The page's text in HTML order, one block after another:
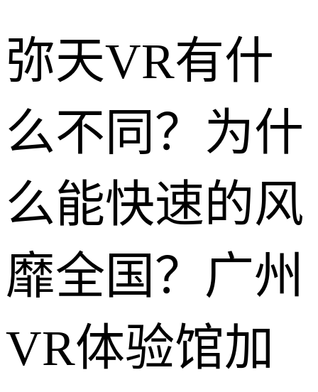
弥天VR有什
么不同？为什
么能快速的风
靡全国？广州
VR体验馆加